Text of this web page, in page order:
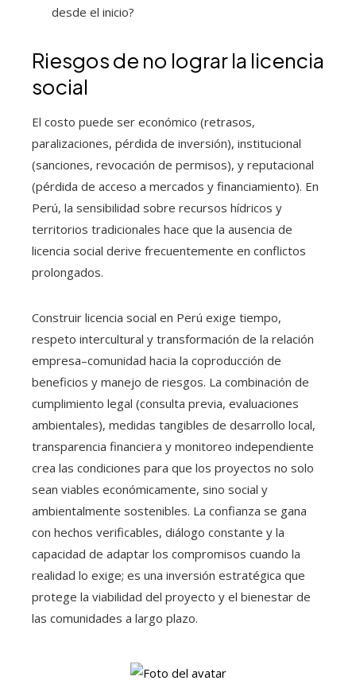
desde el inicio?
Riesgos de no lograr la licencia
social
El costo puede ser económico (retrasos,
paralizaciones, pérdida de inversión), institucional
(sanciones, revocación de permisos), y reputacional
(pérdida de acceso a mercados y financiamiento). En
Perú, la sensibilidad sobre recursos hídricos y
territorios tradicionales hace que la ausencia de
licencia social derive frecuentemente en conflictos
prolongados.
Construir licencia social en Perú exige tiempo,
respeto intercultural y transformación de la relación
empresa–comunidad hacia la coproducción de
beneficios y manejo de riesgos. La combinación de
cumplimiento legal (consulta previa, evaluaciones
ambientales), medidas tangibles de desarrollo local,
transparencia financiera y monitoreo independiente
crea las condiciones para que los proyectos no solo
sean viables económicamente, sino social y
ambientalmente sostenibles. La confianza se gana
con hechos verificables, diálogo constante y la
capacidad de adaptar los compromisos cuando la
realidad lo exige; es una inversión estratégica que
protege la viabilidad del proyecto y el bienestar de
las comunidades a largo plazo.